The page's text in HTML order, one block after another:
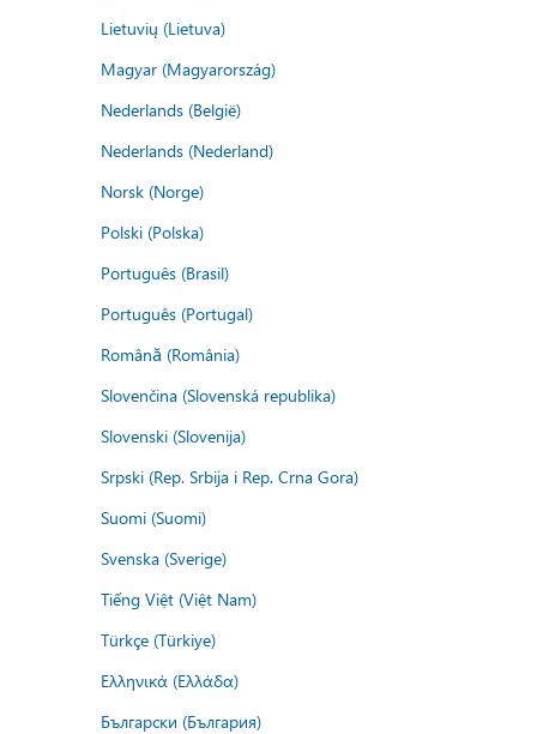
Lietuvių (Lietuva)
Magyar (Magyarország)
Nederlands (België)
Nederlands (Nederland)
Norsk (Norge)
Polski (Polska)
Português (Brasil)
Português (Portugal)
Română (România)
Slovenčina (Slovenská republika)
Slovenski (Slovenija)
Srpski (Rep. Srbija i Rep. Crna Gora)
Suomi (Suomi)
Svenska (Sverige)
Tiếng Việt (Việt Nam)
Türkçe (Türkiye)
Ελληνικά (Ελλάδα)
Български (България)